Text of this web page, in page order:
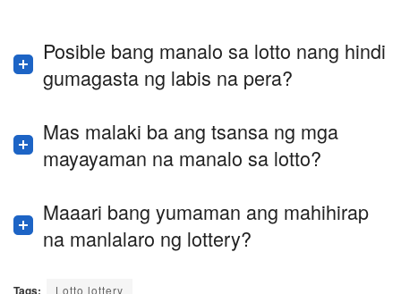
Posible bang manalo sa lotto nang hindi
gumagasta ng labis na pera?
Mas malaki ba ang tsansa ng mga
mayayaman na manalo sa lotto?
Maaari bang yumaman ang mahihirap
na manlalaro ng lottery?
Lotto lottery